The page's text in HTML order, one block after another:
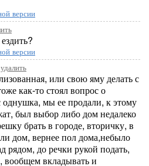
версии
версии
удалить
или свою яму делать с
как-то стоял вопрос о
мы ее продали, к этому
был выбор либо дом недалеко
брать в городе, вторичку, в
дом, вернее пол дома,небыло
рядом, до речки рукой подать,
вообщем вкладывать и